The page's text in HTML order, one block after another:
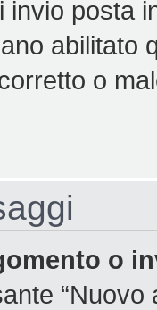
invio posta
abilitato
o
o